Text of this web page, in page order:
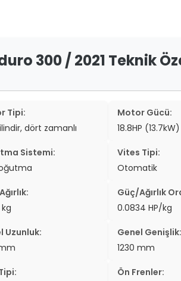
grid_view 300 / 2021 Teknik
Tipi:
dört zamanlı
Motor Gücü:
18.8HP (13.7kW)
Sistemi:
Vites Tipi:
Otomatik
Güç/Ağırlık
0.0834 HP/kg
Uzunluk:
Genel Genişlik:
1230 mm
Ön Frenler: